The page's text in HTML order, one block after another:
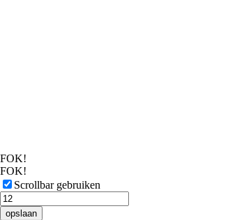
FOK!
FOK!
Scrollbar gebruiken
opslaan